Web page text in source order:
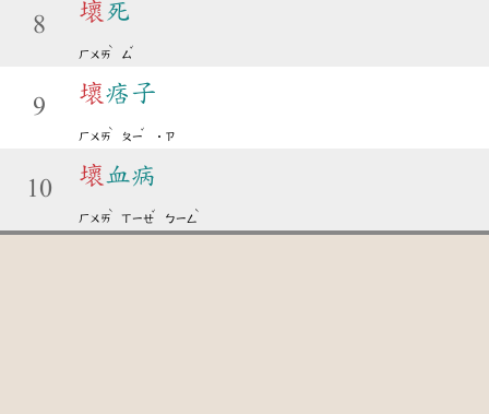
8
壞 死
ㄏㄨㄞ
ˋ
ㄙ
ˇ
9
壞痞子
ㄏㄨㄞ
ˋ
ㄆㄧ
ˇ
˙ㄗ
10
壞血病
ㄏㄨㄞ
ˋ
ㄒㄧㄝ
ˇ
ㄅㄧㄥ
ˋ